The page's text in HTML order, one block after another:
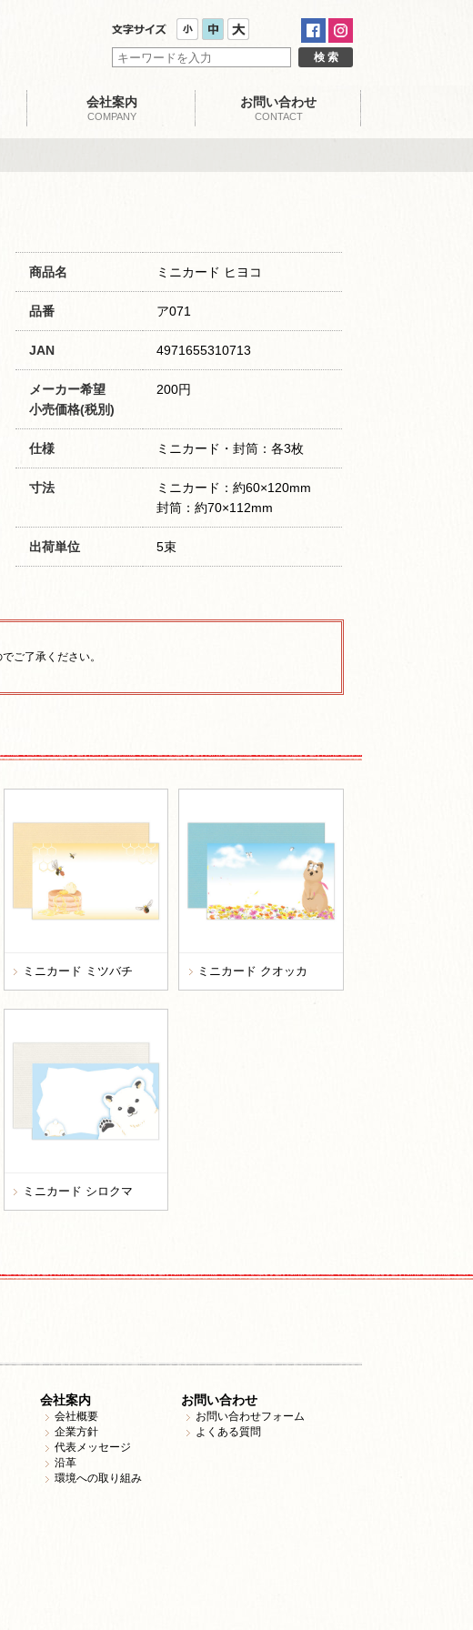
会社案内
COMPANY
お問い合わせ
CONTACT
商品名 ミニカード ヒヨコ
品番 ア071
JAN 4971655310713
メーカー希望
小売価格(税別)
200円
仕様 ミニカード・封筒：各3枚
寸法
ミニカード：約60×120mm
封筒：約70×112mm
出荷単位 5束
ご了承ください。
ミニカード ミツバチ ミニカード クオッカ
ミニカード シロクマ
会社案内
会社概要
企業方針
代表メッセージ
沿革
環境への取り組み
お問い合わせ
お問い合わせフォーム
よくある質問